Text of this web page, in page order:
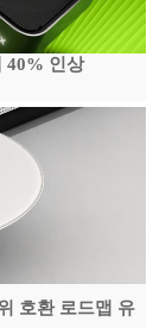
40% 인상
호환 로드맵 유